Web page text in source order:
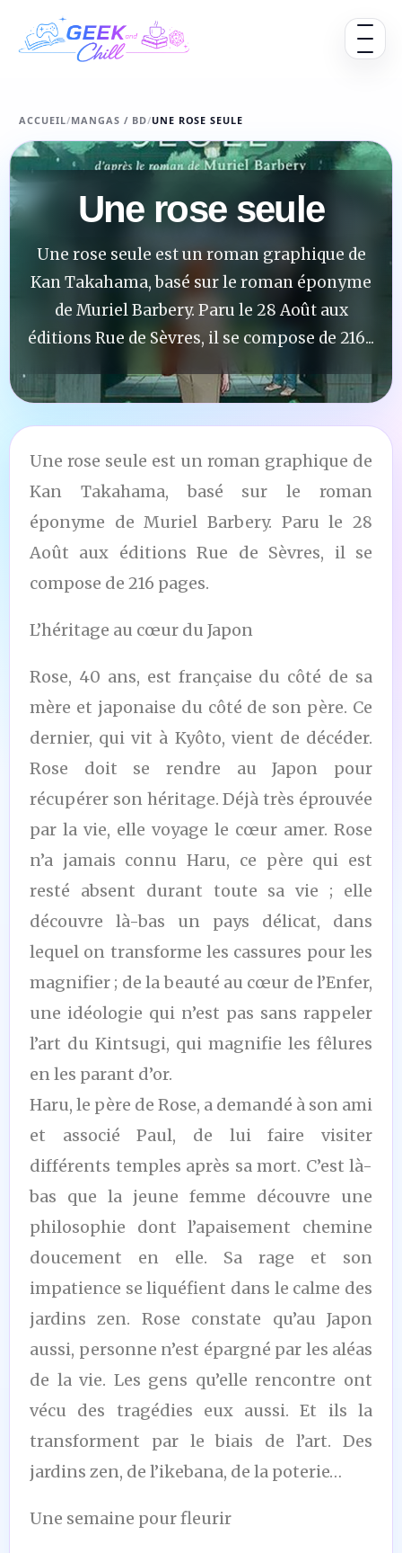
Ouvrir
ACCUEIL/MANGAS / BD/UNE ROSE SEULE
Une rose seule
Une rose seule est un roman graphique de
Kan Takahama, basé sur le roman éponyme
de Muriel Barbery. Paru le 28 Août aux
éditions Rue de Sèvres, il se compose de 216...
Une rose seule est un roman graphique de
Kan Takahama, basé sur le roman
éponyme de Muriel Barbery. Paru le 28
Août aux éditions Rue de Sèvres, il se
compose de 216 pages.
L’héritage au cœur du Japon
Rose, 40 ans, est française du côté de sa
mère et japonaise du côté de son père. Ce
dernier, qui vit à Kyôto, vient de décéder.
Rose doit se rendre au Japon pour
récupérer son héritage. Déjà très éprouvée
par la vie, elle voyage le cœur amer. Rose
n’a jamais connu Haru, ce père qui est
resté absent durant toute sa vie ; elle
découvre là-bas un pays délicat, dans
lequel on transforme les cassures pour les
magnifier ; de la beauté au cœur de l’Enfer,
une idéologie qui n’est pas sans rappeler
l’art du Kintsugi, qui magnifie les fêlures
en les parant d’or.
Haru, le père de Rose, a demandé à son ami
et associé Paul, de lui faire visiter
différents temples après sa mort. C’est là-
bas que la jeune femme découvre une
philosophie dont l’apaisement chemine
doucement en elle. Sa rage et son
impatience se liquéfient dans le calme des
jardins zen. Rose constate qu’au Japon
aussi, personne n’est épargné par les aléas
de la vie. Les gens qu’elle rencontre ont
vécu des tragédies eux aussi. Et ils la
transforment par le biais de l’art. Des
jardins zen, de l’ikebana, de la poterie…
Une semaine pour fleurir